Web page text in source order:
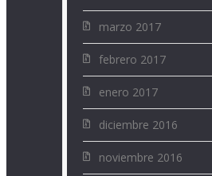
marzo 2017
febrero 2017
enero 2017
diciembre 2016
noviembre 2016